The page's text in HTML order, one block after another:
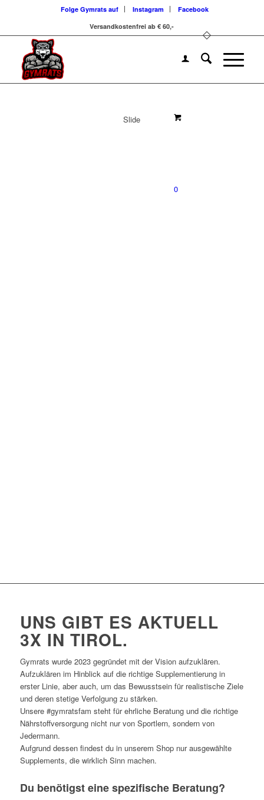
Folge Gymrats auf Instagram
Facebook
Versandkostenfrei ab € 60,-
0
Slide
UNS GIBT ES AKTUELL
3X IN TIROL.
Gymrats wurde 2023 gegründet mit der Vision aufzuklären.
Aufzuklären im Hinblick auf die richtige Supplementierung in
erster Linie, aber auch, um das Bewusstsein für realistische Ziele
und deren stetige Verfolgung zu stärken.
Unsere #gymratsfam steht für ehrliche Beratung und die richtige
Nährstoffversorgung nicht nur von Sportlern, sondern von
Jedermann.
Aufgrund dessen findest du in unserem Shop nur ausgewählte
Supplements, die wirklich Sinn machen.
Du benötigst eine spezifische Beratung?